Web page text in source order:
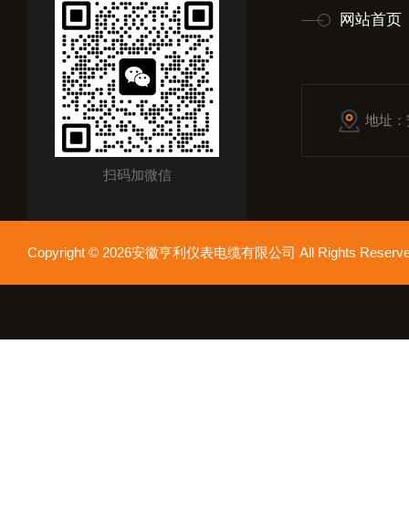
扫码加微信
网站首页
地址
Copyright © 2026安徽亨利仪表电缆有限公司 All Rights